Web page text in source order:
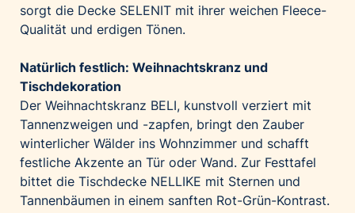
sorgt die Decke SELENIT mit ihrer weichen Fleece-
Qualität und erdigen Tönen.
Natürlich festlich: Weihnachtskranz und
Tischdekoration
Der Weihnachtskranz BELI, kunstvoll verziert mit
Tannenzweigen und -zapfen, bringt den Zauber
winterlicher Wälder ins Wohnzimmer und schafft
festliche Akzente an Tür oder Wand. Zur Festtafel
bittet die Tischdecke NELLIKE mit Sternen und
Tannenbäumen in einem sanften Rot-Grün-Kontrast.